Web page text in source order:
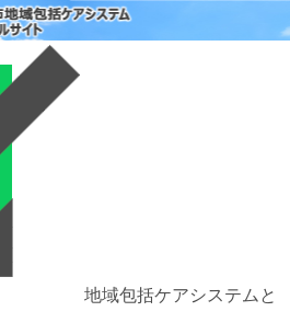
地域包括ケアシステムと